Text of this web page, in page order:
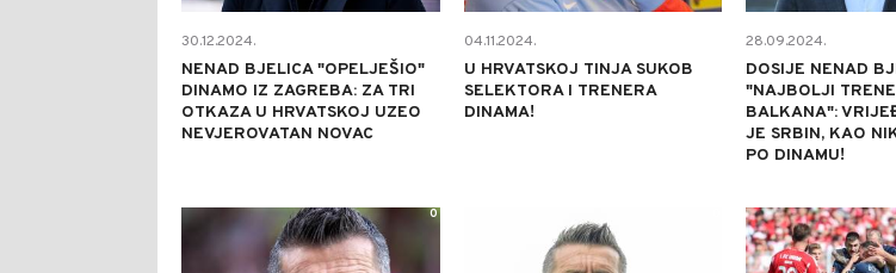
30.12.2024.
NENAD BJELICA "OPELJEŠIO"
DINAMO IZ ZAGREBA: ZA TRI
OTKAZA U HRVATSKOJ UZEO
NEVJEROVATAN NOVAC
04.11.2024.
U HRVATSKOJ TINJA SUKOB
SELEKTORA I TRENERA
DINAMA!
28.09.2024.
DOSIJE NENAD
"NAJBOLJI
BALKANA":
JE SRBIN, KAO
PO DINAMU!
0